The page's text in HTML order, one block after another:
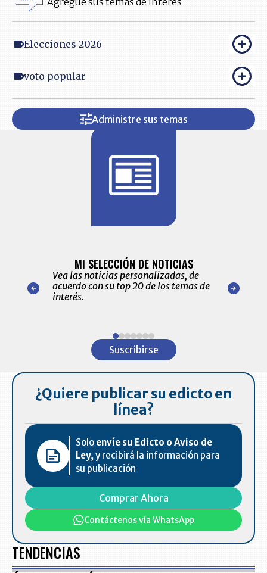
Elecciones 2026
voto popular
Administre sus temas
nuestro
para
MI SELECCIÓN DE NOTICIAS
Vea las noticias personalizadas, de
acuerdo con su top 20 de los temas de
interés.
de las
Suscribirse
¿Quiere publicar su edicto en
línea?
Solo envíe su Edicto o Aviso de
Ley,y recibirá la información para
su publicación
Comprar Ahora
Contáctenos vía WhatsApp
TENDENCIAS